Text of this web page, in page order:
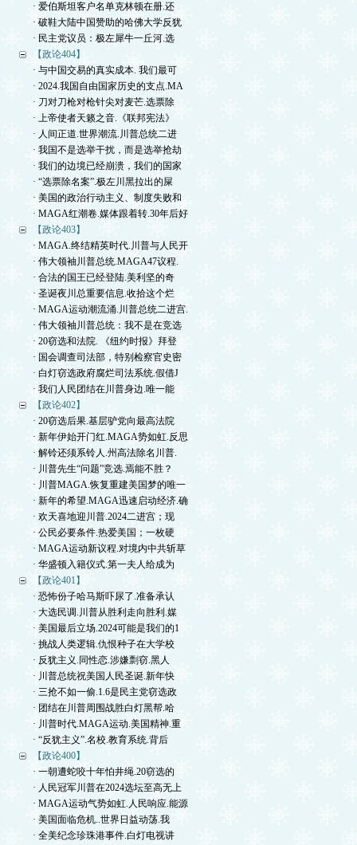
· 爱伯斯坦客户名单克林顿在册.还
· 破鞋大陆中国赞助的哈佛大学反犹
· 民主党议员：极左犀牛一丘河.选
【政论404】
· 与中国交易的真实成本. 我们最可
· 2024.我国自由国家历史的支点.MA
· 刀对刀枪对枪针尖对麦芒.选票除
· 上帝使者天籁之音.《联邦宪法》
· 人间正道.世界潮流.川普总统二进
· 我国不是选举干扰，而是选举抢劫
· 我们的边境已经崩溃，我们的国家
· “选票除名案”.极左川黑拉出的屎
· 美国的政治行动主义、制度失败和
· MAGA红潮卷.媒体跟着转.30年后好
【政论403】
· MAGA.终结精英时代.川普与人民开
· 伟大领袖川普总统.MAGA47议程.
· 合法的国王已经登陆.美利坚的奇
· 圣诞夜川总重要信息.收拾这个烂
· MAGA运动潮流涌.川普总统二进宫.
· 伟大领袖川普总统：我不是在竞选
· 20窃选和法院. 《纽约时报》拜登
· 国会调查司法部，特别检察官史密
· 白灯窃选政府腐烂司法系统.假借J
· 我们人民团结在川普身边.唯一能
【政论402】
· 20窃选后果.基层驴党向最高法院
· 新年伊始开门红.MAGA势如虹.反思
· 解铃还须系铃人.州高法除名川普.
· 川普先生“问题”竞选.焉能不胜？
· 川普MAGA.恢复重建美国梦的唯一
· 新年的希望.MAGA迅速启动经济.确
· 欢天喜地迎川普.2024二进宫；现
· 公民必要条件.热爱美国；一枚硬
· MAGA运动新议程.对境内中共斩草
· 华盛顿入籍仪式.第一夫人给成为
【政论401】
· 恐怖份子哈马斯吓尿了.准备承认
· 大选民调.川普从胜利走向胜利.媒
· 美国最后立场.2024可能是我们的1
· 挑战人类逻辑.仇恨种子在大学校
· 反犹主义.同性恋.涉嫌剽窃.黑人
· 川普总统祝美国人民圣诞.新年快
· 三抢不如一偷.1.6是民主党窃选政
· 团结在川普周围战胜白灯黑帮.哈
· 川普时代.MAGA运动.美国精神.重
· “反犹主义”.名校.教育系统.背后
【政论400】
· 一朝遭蛇咬十年怕井绳.20窃选的
· 人民冠军川普在2024选坛至高无上
· MAGA运动气势如虹.人民响应.能源
· 美国面临危机..世界日益动荡.我
· 全美纪念珍珠港事件.白灯电视讲